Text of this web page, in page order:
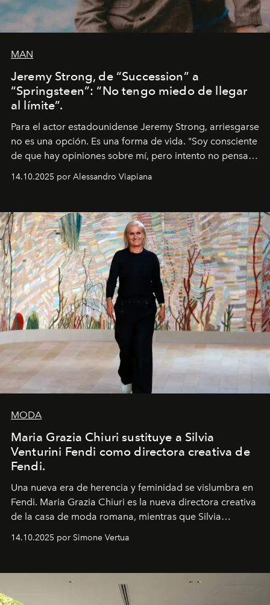
MAN
Jeremy Strong, de “Succession” a
“Springsteen”: “No tengo miedo de llegar
al límite”.
Para el actor estadounidense Jeremy Strong, arriesgarse
no es una opción. Es una forma de vida. "Soy consciente
de que hay opiniones sobre mí, pero intento no pensar
pérdida de tiempo", afirma.
14.10.2025 por Alessandro Viapiana
MODA
Maria Grazia Chiuri sustituye a Silvia
Venturini Fendi como directora creativa de
Fendi.
Una nueva era de herencia y feminidad se vislumbra en
Fendi. Maria Grazia Chiuri es la nueva directora creativa
de la casa de moda romana, mientras que Silvia
14.10.2025 por Simone Vertua